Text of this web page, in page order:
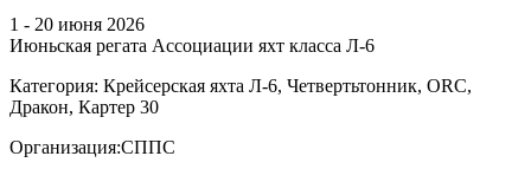
1 - 20 июня 2026
Июньская регата Ассоциации яхт класса Л-6
Категория: Крейсерская яхта Л-6, Четвертьтонник, ORC,
Дракон, Картер 30
Организация:СППС